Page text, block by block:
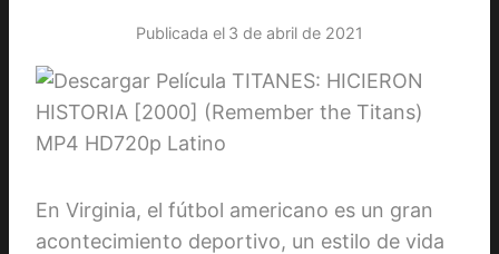
Publicada el 3 de abril de 2021
En Virginia, el fútbol americano es un gran
acontecimiento deportivo, un estilo de vida